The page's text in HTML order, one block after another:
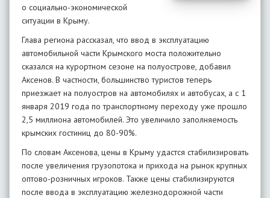
о социально-экономической
ситуации в Крыму.
Глава региона рассказал, что ввод в эксплуатацию
автомобильной части Крымского моста положительно
сказался на курортном сезоне на полуострове, добавил
Аксенов. В частности, большинство туристов теперь
приезжает на полуостров на автомобилях и автобусах, а с 1
января 2019 года по транспортному переходу уже прошло
2,5 миллиона автомобилей. Это увеличило заполняемость
крымских гостиниц до 80-90%.
По словам Аксенова, цены в Крыму удастся стабилизировать
после увеличения грузопотока и прихода на рынок крупных
оптово-розничных игроков. Также цены стабилизируются
после ввода в эксплуатацию железнодорожной части